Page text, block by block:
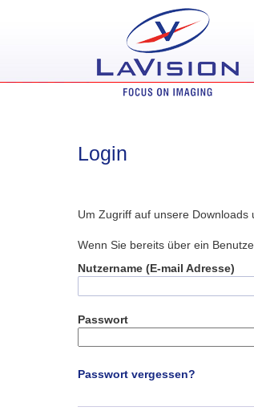
Login
Um Zugriff auf unsere
Wenn Sie bereits über ein
Nutzername (E-mail Adresse)
Passwort
Passwort vergessen?